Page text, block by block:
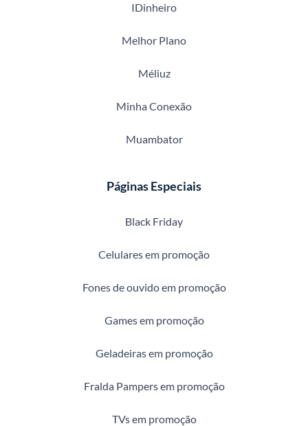
IDinheiro
Melhor Plano
Méliuz
Minha Conexão
Muambator
Páginas Especiais
Black Friday
Celulares em promoção
Fones de ouvido em promoção
Games em promoção
Geladeiras em promoção
Fralda Pampers em promoção
TVs em promoção